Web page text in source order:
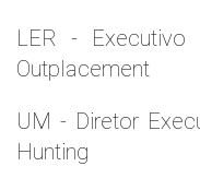
LER -
Outplacement
UM - Diretor
Hunting